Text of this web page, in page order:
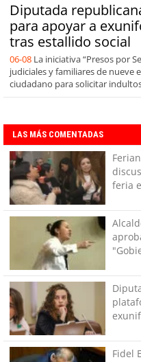
Diputada
para apoyar a
tras estallido social
06-08 La iniciativa “Presos por
judiciales y familiares de nueve
ciudadano para solicitar
LAS MÁS COMENTADAS
feria
Fidel